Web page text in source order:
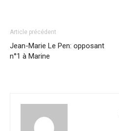
Article précédent
Jean-Marie Le Pen: opposant
n°1 à Marine